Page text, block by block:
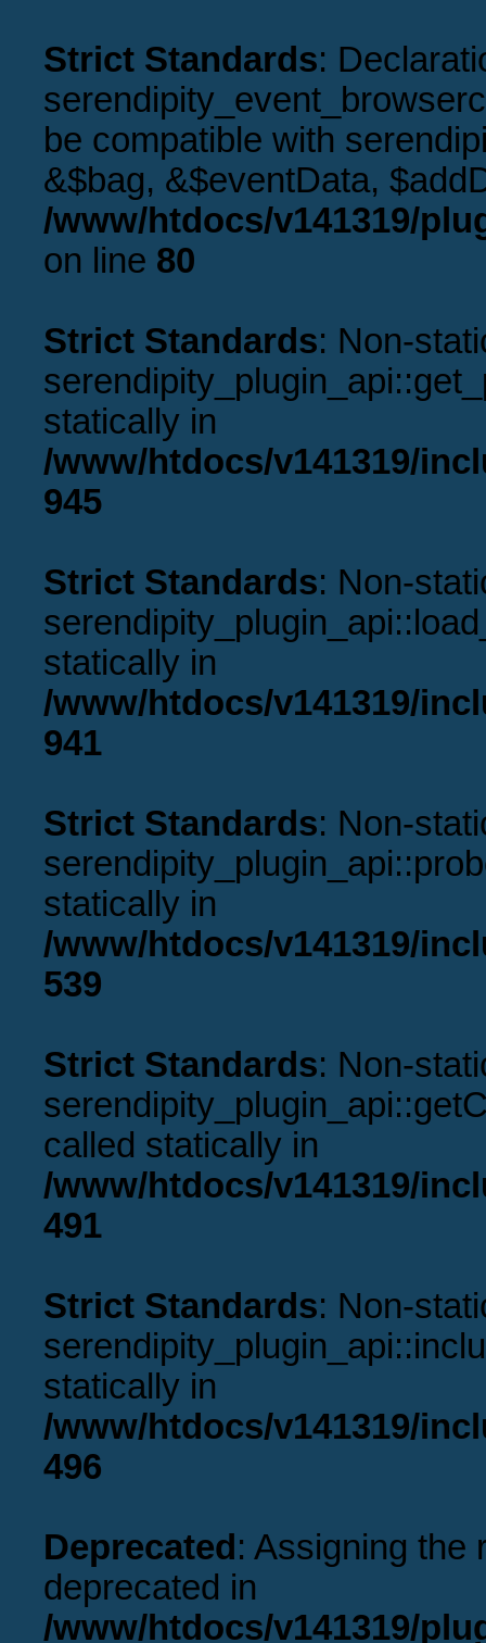
Strict Standards:
be compatible with
&$bag, &$eventData,
/www/htdocs/v141319/
on line 80
Strict Standards: Non-
statically in
/www/htdocs/v141319/
945
Strict Standards: Non-
statically in
/www/htdocs/v141319/
941
Strict Standards: Non-
statically in
/www/htdocs/v141319/
539
Strict Standards: Non-
called statically in
/www/htdocs/v141319/
491
Strict Standards: Non-
statically in
/www/htdocs/v141319/
496
Deprecated: Assigning the
deprecated in
/www/htdocs/v141319/